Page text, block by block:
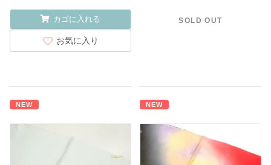
カゴに入れる
お気に入り
SOLD OUT
NEW NEW